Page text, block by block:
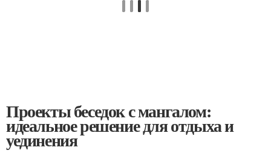
Проекты беседок с мангалом:
идеальное решение для отдыха и
уединения